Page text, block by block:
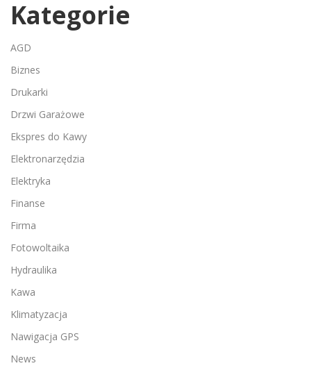
Kategorie
AGD
Biznes
Drukarki
Drzwi Garażowe
Ekspres do Kawy
Elektronarzędzia
Elektryka
Finanse
Firma
Fotowoltaika
Hydraulika
Kawa
Klimatyzacja
Nawigacja GPS
News